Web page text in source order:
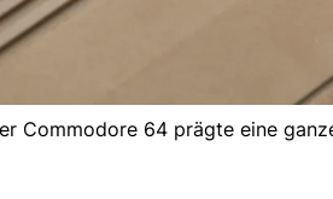
Commodore 64 prägte eine